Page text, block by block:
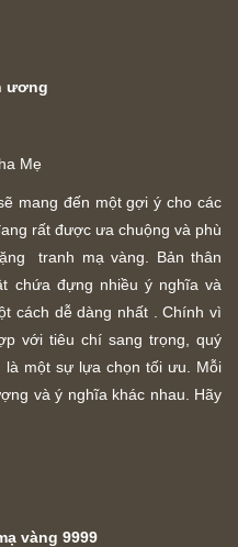
ương
Mẹ
mang đến một gợi ý cho các
rất được ưa chuộng và phù
tranh mạ vàng. Bản thân
chứa đựng nhiều ý nghĩa và
cách dễ dàng nhất . Chính vì
với tiêu chí sang trọng, quý
một sự lựa chọn tối ưu. Mỗi
và ý nghĩa khác nhau. Hãy
vàng 9999